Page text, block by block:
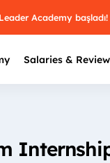
Academy
Salaries &